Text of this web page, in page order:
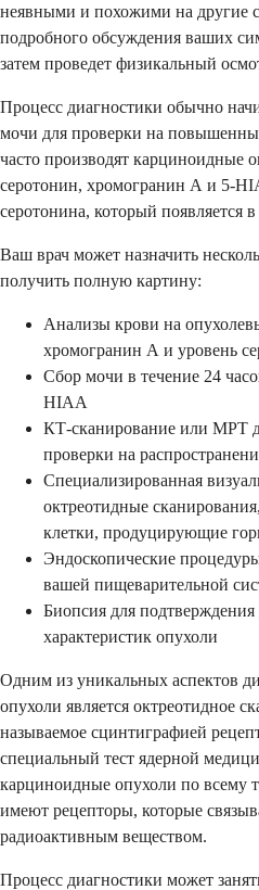
неявными и похожими на другие
подробного обсуждения ваших
затем проведет физикальный
Процесс диагностики обычно
мочи для проверки на
часто производят карциноидные
серотонин, хромогранин А и 5-
серотонина, который появляется
Ваш врач может назначить
получить полную картину:
Анализы крови на
хромогранин А и уровень
Сбор мочи в течение 24
HIAA
КТ-сканирование или МРТ
проверки на
Специализированная
октреотидные
клетки, продуцирующие
Эндоскопические
вашей пищеварительной
Биопсия для подтверждения
характеристик опухоли
Одним из уникальных аспектов
опухоли является октреотидное
называемое сцинтиграфией
специальный тест ядерной
карциноидные опухоли по всему
имеют рецепторы, которые
радиоактивным веществом.
Процесс диагностики может